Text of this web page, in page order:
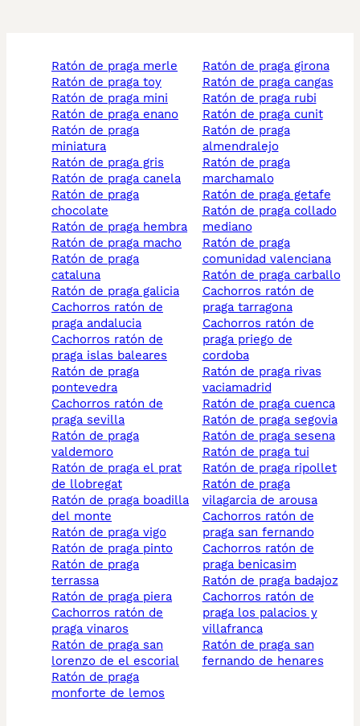
ratón de praga merle
ratón de praga toy
ratón de praga mini
ratón de praga enano
ratón de praga
miniatura
ratón de praga gris
ratón de praga canela
ratón de praga
chocolate
ratón de praga hembra
ratón de praga macho
ratón de praga
cataluna
ratón de praga galicia
cachorros ratón de
praga andalucia
cachorros ratón de
praga islas baleares
ratón de praga
pontevedra
cachorros ratón de
praga sevilla
ratón de praga
valdemoro
ratón de praga el prat
de llobregat
ratón de praga boadilla
del monte
ratón de praga vigo
ratón de praga pinto
ratón de praga
terrassa
ratón de praga piera
cachorros ratón de
praga vinaros
ratón de praga san
lorenzo de el escorial
ratón de praga
monforte de lemos
ratón de praga girona
ratón de praga cangas
ratón de praga rubi
ratón de praga cunit
ratón de praga
almendralejo
ratón de praga
marchamalo
ratón de praga getafe
ratón de praga collado
mediano
ratón de praga
comunidad valenciana
ratón de praga carballo
cachorros ratón de
praga tarragona
cachorros ratón de
praga priego de
cordoba
ratón de praga rivas
vaciamadrid
ratón de praga cuenca
ratón de praga segovia
ratón de praga sesena
ratón de praga tui
ratón de praga ripollet
ratón de praga
vilagarcia de arousa
cachorros ratón de
praga san fernando
cachorros ratón de
praga benicasim
ratón de praga badajoz
cachorros ratón de
praga los palacios y
villafranca
ratón de praga san
fernando de henares